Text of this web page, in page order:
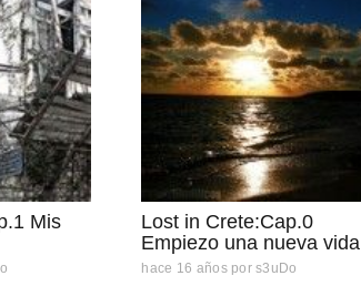
Mis
Lost in Crete:Cap.0
Empiezo una nueva vida
hace 16 años por s3uDo